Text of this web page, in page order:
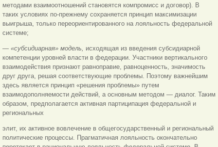
методами взаимоотношений становятся компромисс и договор). В
таких условиях по-прежнему сохраняется принцип максимизации
выигрыша, только переориентированного на лояльность федеральной
системе;
— «субсидиарная» модель, исходящая из введения субсидиарной
компетенции уровней власти в федерации. Участники вертикального
взаимодействия признают равноправие, равноценность, значимость
друг друга, решая соответствующие проблемы. Поэтому важнейшим
здесь является принцип «решения проблемы» путем
взаимодополняемости действий, а основным методом — диалог. Таким
образом, предполагается активная партиципация федеральной и
региональных
элит, их активное вовлечение в общегосударственный и региональный
политические процессы. Прагматичная лояльность окончательно